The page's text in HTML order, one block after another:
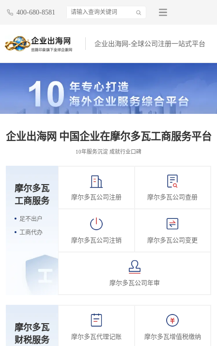
400-680-8581
企业出海网-全球公司注册一站式平台
企业出海网 中国企业在摩尔多瓦工商服务平台
10年服务沉淀 成就行业口碑
摩尔多瓦
工商服务
足不出户
工商代办
摩尔多瓦公司注册 摩尔多瓦公司查册
摩尔多瓦公司注销 摩尔多瓦公司变更
摩尔多瓦公司年审
摩尔多瓦
财税服务
摩尔多瓦代理记账 摩尔多瓦增值税缴纳